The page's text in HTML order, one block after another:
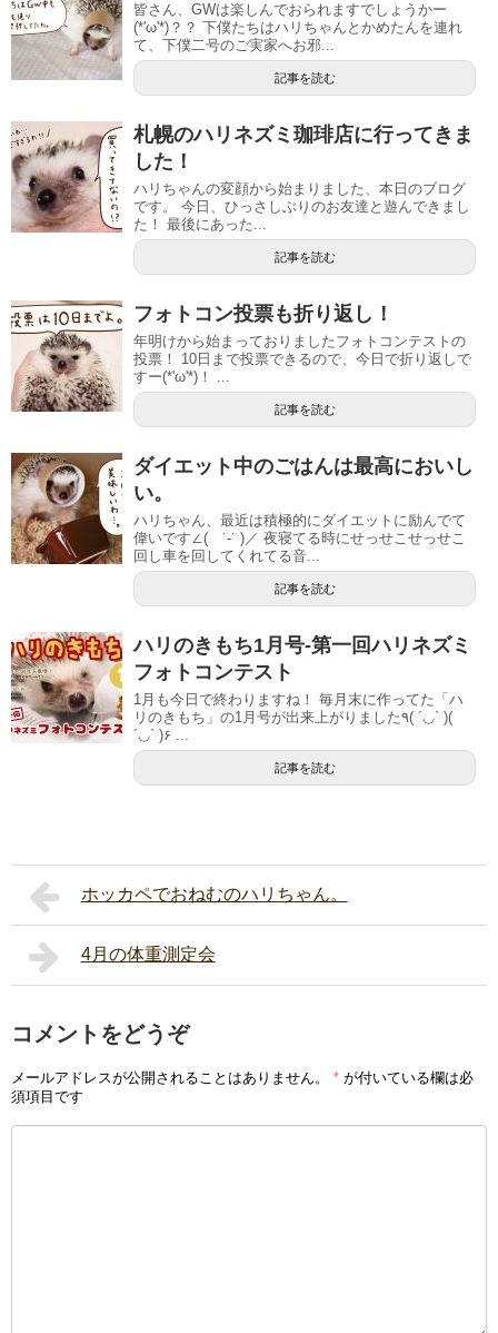
皆さん、GWは楽しんでおられますでしょうかー
(*'ω'*)？？ 下僕たちはハリちゃんとかめたんを連れ
て、下僕二号のご実家へお邪...
記事を読む
札幌のハリネズミ珈琲店に行ってきま
した！
ハリちゃんの変顔から始まりました、本日のブログ
です。 今日、ひっさしぶりのお友達と遊んできまし
た！ 最後にあった...
記事を読む
フォトコン投票も折り返し！
年明けから始まっておりましたフォトコンテストの
投票！ 10日まで投票できるので、今日で折り返しで
すー(*'ω'*)！ ...
記事を読む
ダイエット中のごはんは最高においし
い。
ハリちゃん、最近は積極的にダイエットに励んでて
偉いです∠( ˙-˙ )／ 夜寝てる時にせっせこせっせこ
回し車を回してくれてる音...
記事を読む
ハリのきもち1月号-第一回ハリネズミ
フォトコンテスト
1月も今日で終わりますね！ 毎月末に作ってた「ハ
リのきもち」の1月号が出来上がりました٩( ´◡` )(
´◡` )۶ ...
記事を読む
ホッカペでおねむのハリちゃん。
4月の体重測定会
コメントをどうぞ
メールアドレスが公開されることはありません。 * が付いている欄は必
須項目です